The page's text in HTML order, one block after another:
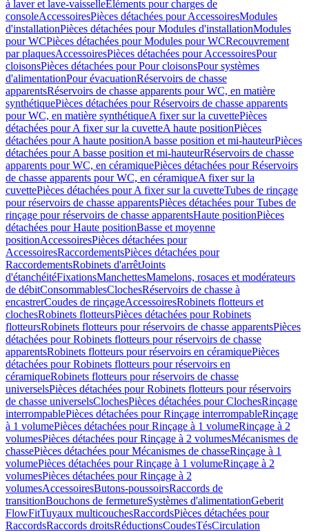
à laver et lave-vaisselleEléments pour charges de
consoleAccessoiresPièces détachées pour AccessoiresModules
d'installationPièces détachées pour Modules d'installationModules
pour WCPièces détachées pour Modules pour WCRecouvrement
par plaquesAccessoiresPièces détachées pour AccessoiresPour
cloisonsPièces détachées pour Pour cloisonsPour systèmes
d'alimentationPour évacuationRéservoirs de chasse
apparentsRéservoirs de chasse apparents pour WC, en matière
synthétiquePièces détachées pour Réservoirs de chasse apparents
pour WC, en matière synthétiqueA fixer sur la cuvettePièces
détachées pour A fixer sur la cuvetteA haute positionPièces
détachées pour A haute positionA basse position et mi-hauteurPièces
détachées pour A basse position et mi-hauteurRéservoirs de chasse
apparents pour WC, en céramiquePièces détachées pour Réservoirs
de chasse apparents pour WC, en céramiqueA fixer sur la
cuvettePièces détachées pour A fixer sur la cuvetteTubes de rinçage
pour réservoirs de chasse apparentsPièces détachées pour Tubes de
rinçage pour réservoirs de chasse apparentsHaute positionPièces
détachées pour Haute positionBasse et moyenne
positionAccessoiresPièces détachées pour
AccessoiresRaccordementsPièces détachées pour
RaccordementsRobinets d'arrêtJoints
d'étanchéitéFixationsManchettesMamelons, rosaces et modérateurs
de débitConsommablesClochesRéservoirs de chasse à
encastrerCoudes de rinçageAccessoiresRobinets flotteurs et
clochesRobinets flotteursPièces détachées pour Robinets
flotteursRobinets flotteurs pour réservoirs de chasse apparentsPièces
détachées pour Robinets flotteurs pour réservoirs de chasse
apparentsRobinets flotteurs pour réservoirs en céramiquePièces
détachées pour Robinets flotteurs pour réservoirs en
céramiqueRobinets flotteurs pour réservoirs de chasse
universelsPièces détachées pour Robinets flotteurs pour réservoirs
de chasse universelsClochesPièces détachées pour ClochesRinçage
interrompablePièces détachées pour Rinçage interrompableRinçage
à 1 volumePièces détachées pour Rinçage à 1 volumeRinçage à 2
volumesPièces détachées pour Rinçage à 2 volumesMécanismes de
chassePièces détachées pour Mécanismes de chasseRinçage à 1
volumePièces détachées pour Rinçage à 1 volumeRinçage à 2
volumesPièces détachées pour Rinçage à 2
volumesAccessoiresButons-poussoirsRaccords de
transitionBouchons de fermetureSystèmes d'alimentationGeberit
FlowFitTuyaux multicouchesRaccordsPièces détachées pour
RaccordsRaccords droitsRéductionsCoudesTésCirculation